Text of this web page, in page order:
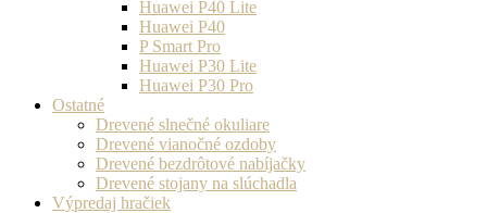
Huawei P40 Lite
Huawei P40
P Smart Pro
Huawei P30 Lite
Huawei P30 Pro
Ostatné
Drevené slnečné okuliare
Drevené vianočné ozdoby
Drevené bezdrôtové nabíjačky
Drevené stojany na slúchadla
Výpredaj hračiek